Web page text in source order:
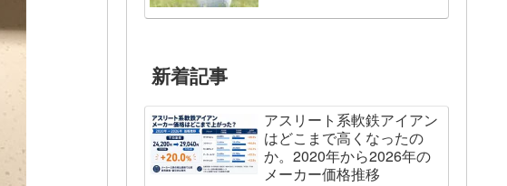
新着記事
アスリート系軟鉄アイアン
はどこまで高くなったの
か。2020年から2026年の
メーカー価格推移